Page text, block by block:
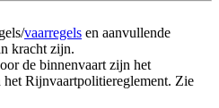
vaarregels en aanvullende
kracht zijn.
de binnenvaart zijn het
Rijnvaartpolitiereglement. Zie